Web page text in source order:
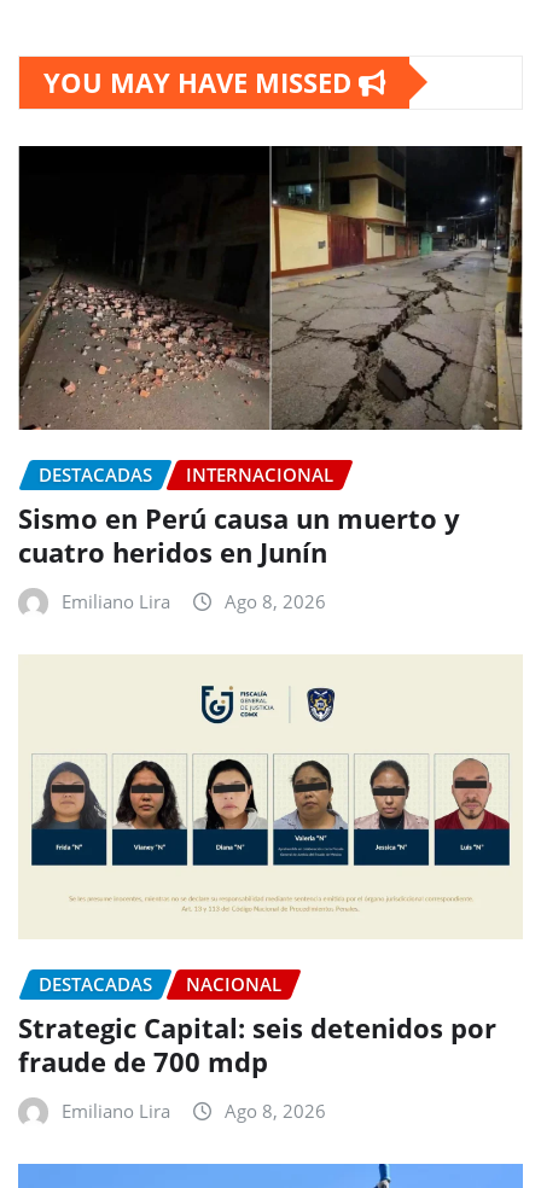
YOU MAY HAVE MISSED
DESTACADAS INTERNACIONAL
Sismo en Perú causa un muerto y
cuatro heridos en Junín
Emiliano Lira Ago 8, 2026
DESTACADAS NACIONAL
Strategic Capital: seis detenidos por
fraude de 700 mdp
Emiliano Lira Ago 8, 2026